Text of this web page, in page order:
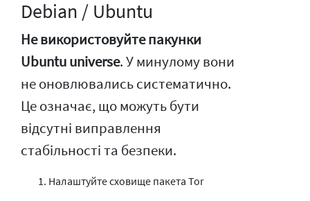
Debian / Ubuntu
Не використовуйте пакунки
Ubuntu universe. У минулому вони
не оновлювались систематично.
Це означає, що можуть бути
відсутні виправлення
стабільності та безпеки.
Налаштуйте сховище пакета Tor